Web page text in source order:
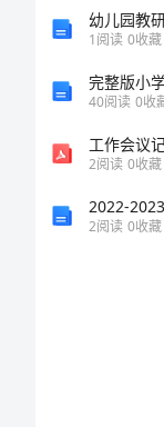
结
幼儿园教
1阅读 0收藏
完整版小
40阅读 0收
工作会议
2阅读 0收藏
2阅读 0收藏